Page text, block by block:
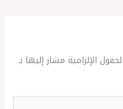
الحقول الإلزامية مشار إليها بـ